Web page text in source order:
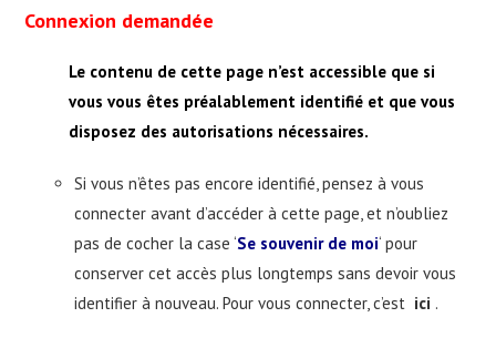
Connexion demandée
Le contenu de cette page n’est accessible que si
vous vous êtes préalablement identifié et que vous
disposez des autorisations nécessaires.
Si vous n’êtes pas encore identifié, pensez à vous
connecter avant d’accéder à cette page, et n’oubliez
pas de cocher la case ‘Se souvenir de moi‘ pour
conserver cet accès plus longtemps sans devoir vous
identifier à nouveau. Pour vous connecter, c’est ici .